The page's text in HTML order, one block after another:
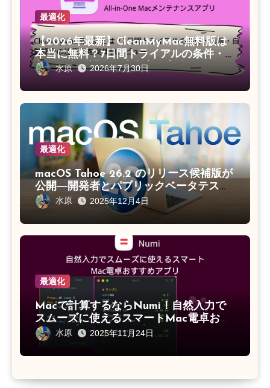
最適化
【2026年最新】CleanMyMac無料版は
本当に無料？7日間トライアルの条件・
制限・自動課金の注意点を実体験レビュ
ー
水原 2026年7月30日
最適化
macOS Tahoe 26.2 のリリース候補版が
公開―開発者とパブリックベータテスタ
ー向けに提供開始
水原 2025年12月4日
最適化
Macで計算するならNumi！自然入力で
スムーズに使えるスマートMac電卓おす
すめアプリNumiを徹底レビュー
水原 2025年11月24日